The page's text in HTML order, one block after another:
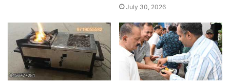
July 30, 2026